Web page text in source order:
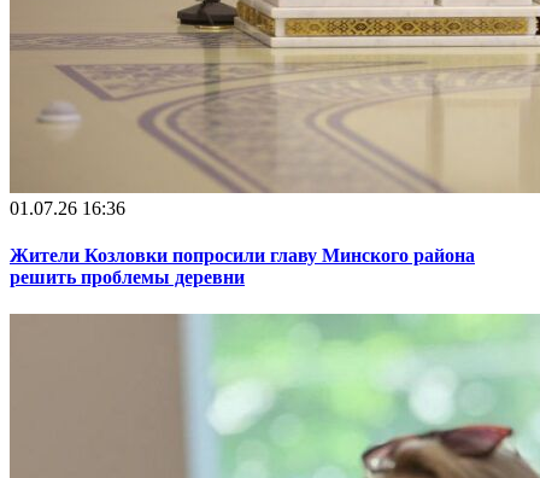
01.07.26 16:36
Жители Козловки попросили главу Минского района
решить проблемы деревни